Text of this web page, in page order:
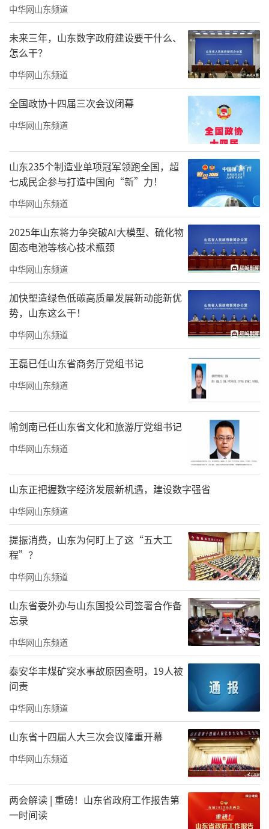
《怒江大峡谷远眺》186x98cm舒建新
乡土人物系列是舒建新画作的温情内核。
常年深入彝、布朗等少数民族聚居村寨，扎根
生活写生，寻常市井、民俗百态皆入画卷。
《采茶图》《采茶归来》线条灵动，茶农身姿
悠然，草木山色与人景浑然一体；《马锅头》
寥寥笔墨，刻画出茶马古道行者的岁月风霜；
《彝族绣女》《彝族非遗传承人》聚焦边疆百
姓，人物神态鲜活，民族服饰刻画细致入微，
写实中兼具写意韵味。历史题材《云南马帮驼
峰航线补给线》格局开阔，融山河地理与近代
历史记忆，赋予画作厚重的人文底蕴。《布朗
族》《佛教仪式》《我家的孩子出家了》等作
品立足少数民族原生生活，以画笔记录边陲独
特民俗风貌。
中华网山东频道
未来三年，山东数字政府建设要干什么、
怎么干？
中华网山东频道
全国政协十四届三次会议闭幕
中华网山东频道
山东235个制造业单项冠军领跑全国，超
七成民企参与打造中国向“新”力！
中华网山东频道
2025年山东将力争突破AI大模型、硫化物
固态电池等核心技术瓶颈
中华网山东频道
加快塑造绿色低碳高质量发展新动能新优
势，山东这么干！
中华网山东频道
王磊已任山东省商务厅党组书记
中华网山东频道
喻剑南已任山东省文化和旅游厅党组书记
中华网山东频道
山东正把握数字经济发展新机遇，建设数字强省
中华网山东频道
提振消费，山东为何盯上了这“五大工
程”？
中华网山东频道
山东省委外办与山东国投公司签署合作备
忘录
中华网山东频道
泰安华丰煤矿突水事故原因查明，19人被
问责
中华网山东频道
山东省十四届人大三次会议隆重开幕
中华网山东频道
两会解读 | 重磅！山东省政府工作报告第
一时间读